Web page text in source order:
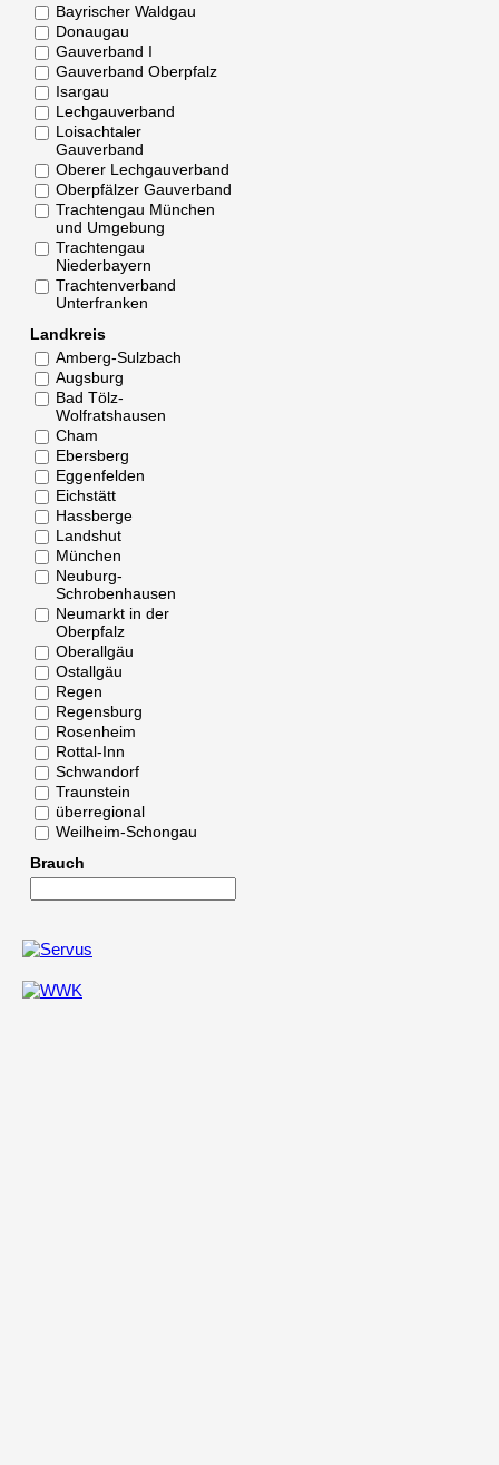
Bayrischer Waldgau
Donaugau
Gauverband I
Gauverband Oberpfalz
Isargau
Lechgauverband
Loisachtaler
Gauverband
Oberer Lechgauverband
Oberpfälzer Gauverband
Trachtengau München
und Umgebung
Trachtengau
Niederbayern
Trachtenverband
Unterfranken
Landkreis
Amberg-Sulzbach
Augsburg
Bad Tölz-
Wolfratshausen
Cham
Ebersberg
Eggenfelden
Eichstätt
Hassberge
Landshut
München
Neuburg-
Schrobenhausen
Neumarkt in der
Oberpfalz
Oberallgäu
Ostallgäu
Regen
Regensburg
Rosenheim
Rottal-Inn
Schwandorf
Traunstein
überregional
Weilheim-Schongau
Brauch